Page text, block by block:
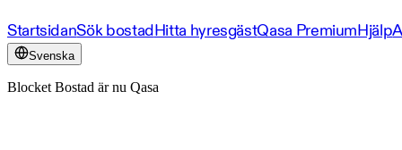
StartsidanSök bostadHitta hyresgästQasa PremiumHjälp
Svenska
Blocket Bostad är nu Qasa